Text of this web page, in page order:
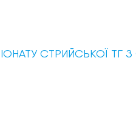
СТРИЙСЬКОЇ ТГ